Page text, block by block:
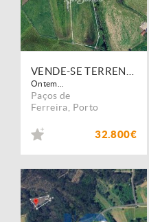
Ontem...
Paços de
Ferreira Porto
32.800€